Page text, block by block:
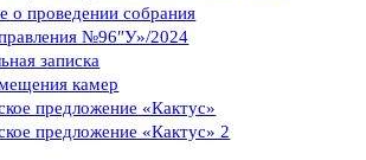
о проведении собрания
№96″У»/2024
записка
камер
предложение «Кактус»
предложение «Кактус» 2